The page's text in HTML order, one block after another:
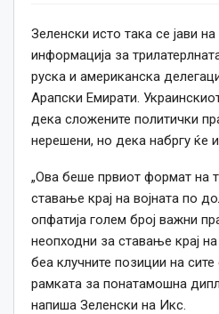
Зеленски исто така се јави
информација за
руска и американска
Арапски Емирати.
дека сложените политички
нерешени, но дека набргу ќе
„Ова беше првиот формат на
ставање крај на војната по
опфатија голем број важни
неопходни за ставање крај
беа клучните позиции на сите
рамката за понатамошна
напиша Зеленски на Икс.